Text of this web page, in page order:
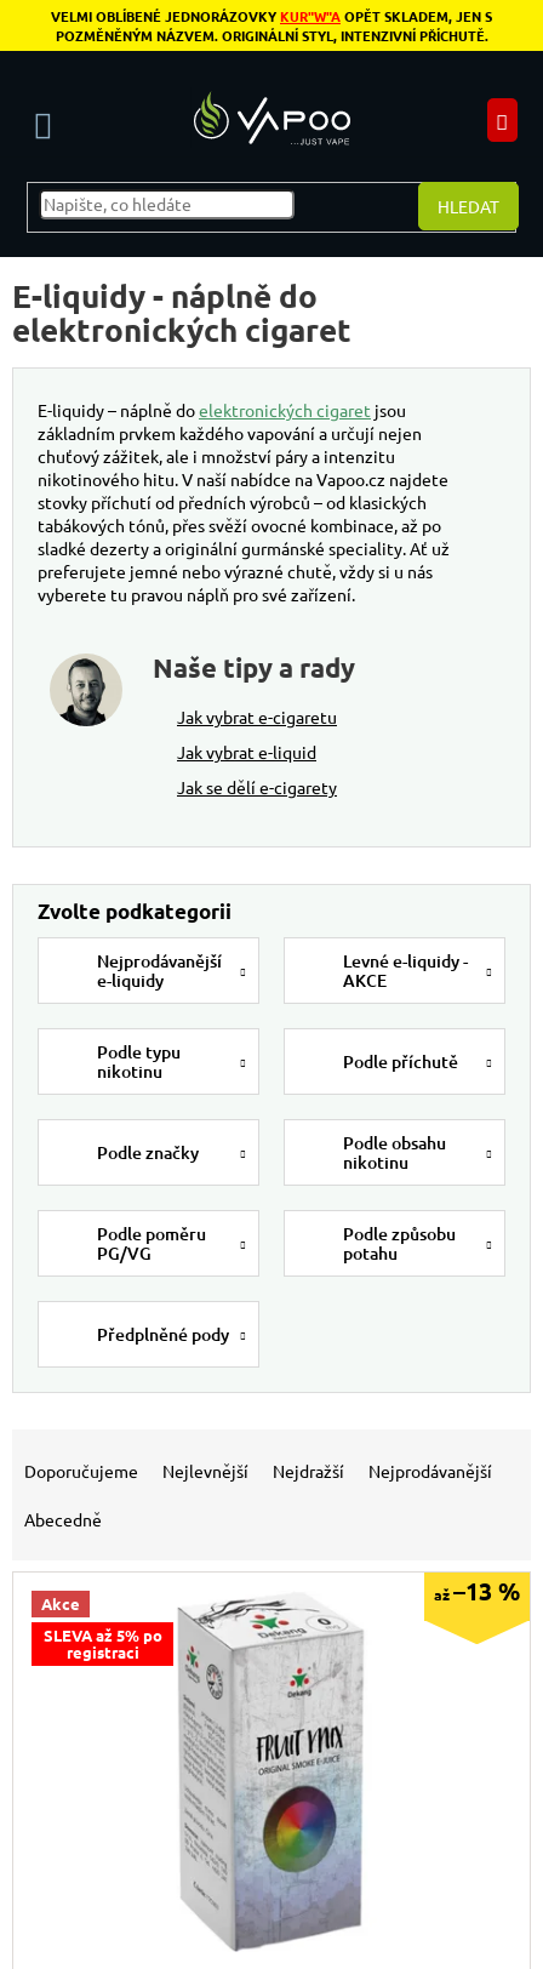
Přejít na obsah
VELMI OBLÍBENÉ JEDNORÁZOVKYKUR"W"AOPĚT SKLADEM, JEN S
POZMĚNĚNÝM NÁZVEM. ORIGINÁLNÍ STYL, INTENZIVNÍ PŘÍCHUTĚ.
HLEDAT
Postranní panel
E-liquidy - náplně do
elektronických cigaret
E-liquidy – náplně doelektronických cigaret jsou
základním prvkem každého vapování a určují nejen
chuťový zážitek, ale i množství páry a intenzitu
nikotinového hitu. V naší nabídce na Vapoo.cz najdete
stovky příchutí od předních výrobců – od klasických
tabákových tónů, přes svěží ovocné kombinace, až po
sladké dezerty a originální gurmánské speciality. Ať už
preferujete jemné nebo výrazné chutě, vždy si u nás
vyberete tu pravou náplň pro své zařízení.
Naše tipy a rady
Jak vybrat e-cigaretu
Jak vybrat e-liquid
Jak se dělí e-cigarety
Nejprodávanější
e-liquidy
Levné e-liquidy -
AKCE
Podle typu
nikotinu
Podle příchutě
Podle značky
Podle obsahu
nikotinu
Podle poměru
PG/VG
Podle způsobu
potahu
Předplněné pody
Doporučujeme Nejlevnější Nejdražší Nejprodávanější
Abecedně
Akce
SLEVA až 5% po
registraci
až–13 %